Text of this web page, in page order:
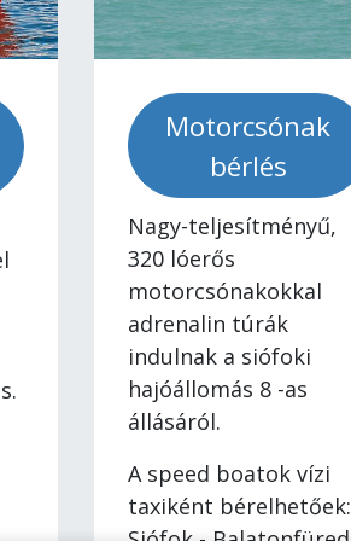
Motorcsónak
bérlés
Nagy-teljesítményű,
320 lóerős
motorcsónakokkal
adrenalin túrák
indulnak a siófoki
hajóállomás 8 -as
állásáról.
A speed boatok vízi
taxiként bérelhetőek: